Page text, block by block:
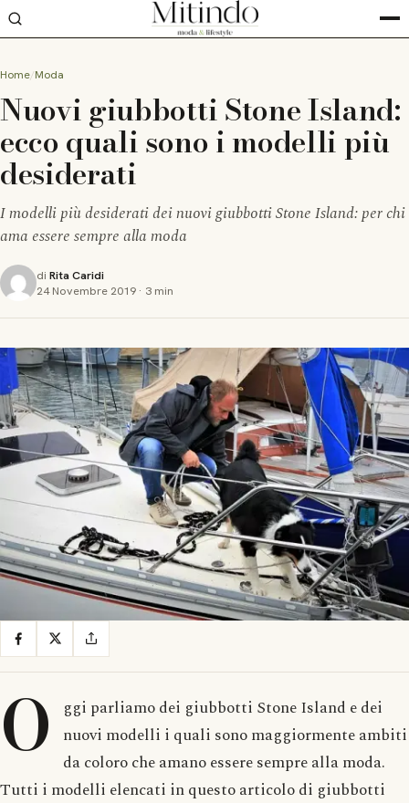
Home Moda
Nuovi giubbotti Stone Island:
ecco quali sono i modelli più
desiderati
I modelli più desiderati dei nuovi giubbotti Stone Island: per chi
ama essere sempre alla moda
di Rita Caridi
24 Novembre 2019 · 3 min
O
ggi parliamo dei giubbotti Stone Island e dei
nuovi modelli i quali sono maggiormente ambiti
da coloro che amano essere sempre alla moda.
Tutti i modelli elencati in questo articolo di giubbotti